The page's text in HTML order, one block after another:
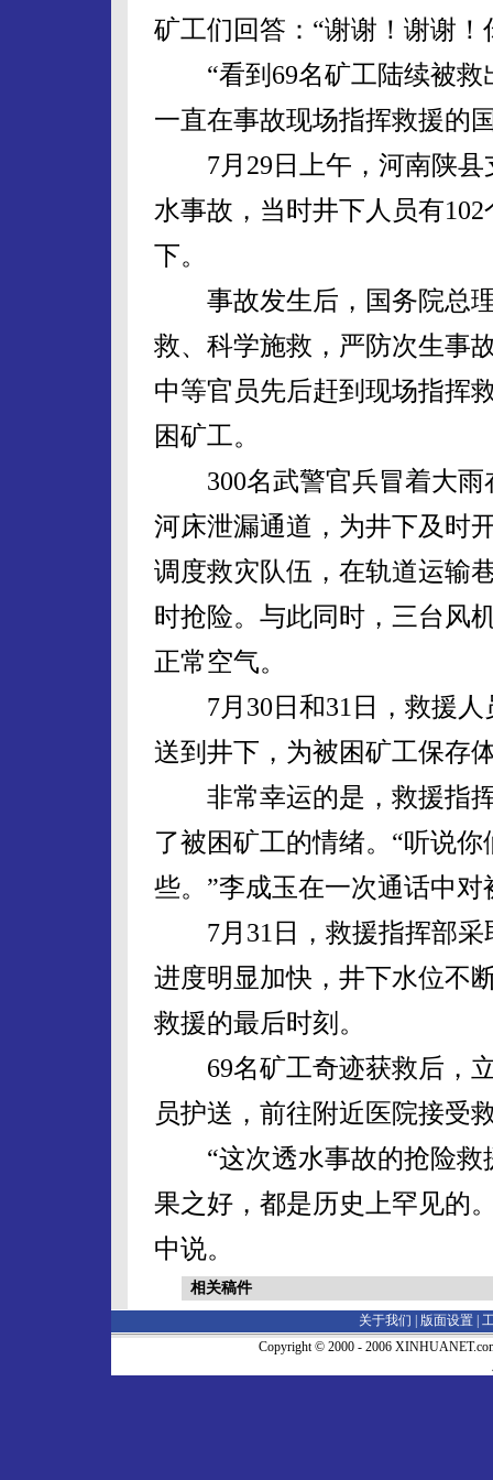
矿工们回答：“谢谢！谢谢！
“看到69名矿工陆续被救
一直在事故现场指挥救援的
7月29日上午，河南陕县
水事故，当时井下人员有
下。
事故发生后，国务院总理
救、科学施救，严防次生事
中等官员先后赶到现场指挥
困矿工。
300名武警官兵冒着大雨
河床泄漏通道，为井下及时
调度救灾队伍，在轨道运输
时抢险。与此同时，三台风
正常空气。
7月30日和31日，救援人
送到井下，为被困矿工保存
非常幸运的是，救援指挥
了被困矿工的情绪。“听说
些。”李成玉在一次通话中对
7月31日，救援指挥部采
进度明显加快，井下水位不
救援的最后时刻。
69名矿工奇迹获救后，立
员护送，前往附近医院接受
“这次透水事故的抢险救
果之好，都是历史上罕见的
中说。
相关稿件
关于我们 | 版面设置
Copyright © 2000 - 2006